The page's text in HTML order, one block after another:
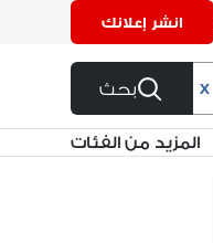
انشر إعلانك
X بحث
المزيد من الفئات